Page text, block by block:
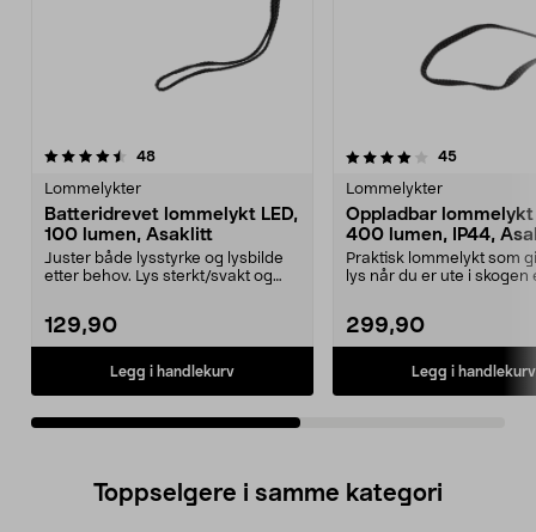
48anmeldelser
Lommelykter
Batteridrevet lommelykt LED,
100 lumen, Asaklitt
Juster både lysstyrke og lysbilde
etter behov. Lys sterkt/svakt og
129,90
Legg i handlekurv
4.0av 5 stjerner 45
Lommelykter
Oppladbar lommelykt
400 lumen, IP44,
Praktisk lommelykt som
lys når du er ute i skogen
299,90
Legg i handlekurv
4.5av 5 stjerner
Toppselgere i samme kategori